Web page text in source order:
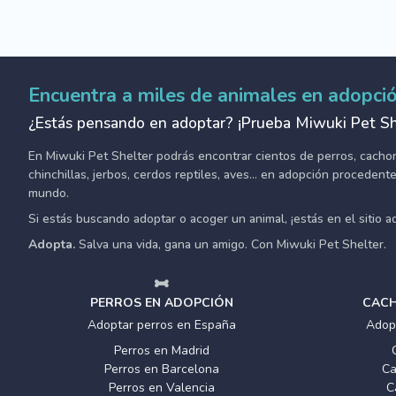
Encuentra a miles de animales en
¿Estás pensando en adoptar? ¡Prueba Miwuki Pet
En Miwuki Pet Shelter podrás encontrar cientos de perros,
chinchillas, jerbos, cerdos reptiles, aves... en adopción
mundo.
Si estás buscando adoptar o acoger un animal, ¡estás en el sitio
Adopta. Salva una vida, gana un amigo. Con Miwuki Pet Shelter.
PERROS EN ADOPCIÓN
Adoptar perros en España
Perros en Madrid
Perros en Barcelona
Perros en Valencia